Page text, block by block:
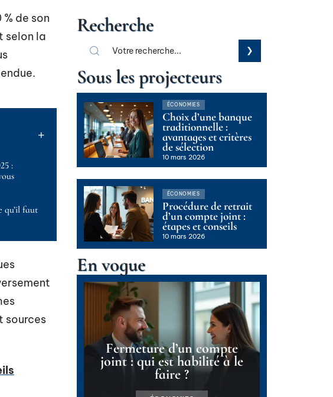
de son
selon la
:
qu’il faut
sources
Recherche
Sous les projecteurs
ÉCONOMIES
Choix d’une banque
traditionnelle :
avantages et critères
de sélection
10 mars 2026
ÉCONOMIES
Procédure de retrait
d’un compte joint :
étapes et conseils
10 mars 2026
En vogue
Fermeture d’un compte
joint : qui est habilité à le
faire ?